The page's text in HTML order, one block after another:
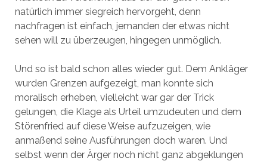
natürlich immer siegreich hervorgeht, denn
nachfragen ist einfach, jemanden der etwas nicht
sehen will zu überzeugen, hingegen unmöglich.
Und so ist bald schon alles wieder gut. Dem Ankläger
wurden Grenzen aufgezeigt, man konnte sich
moralisch erheben, vielleicht war gar der Trick
gelungen, die Klage als Urteil umzudeuten und dem
Störenfried auf diese Weise aufzuzeigen, wie
anmaßend seine Ausführungen doch waren. Und
selbst wenn der Ärger noch nicht ganz abgeklungen